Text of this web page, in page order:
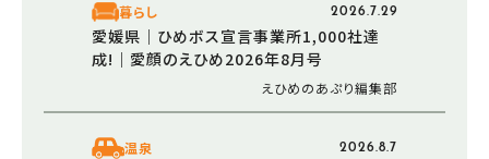
暮らし 2026.7.29
愛媛県｜ひめボス宣言事業所1,000社達
成!｜愛顔のえひめ2026年8月号
えひめのあぷり編集部
温泉 2026.8.7